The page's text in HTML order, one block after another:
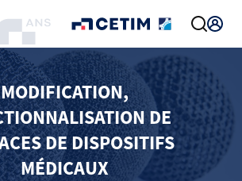
MODIFICATION,
DE
DE DISPOSITIFS
MÉDICAUX